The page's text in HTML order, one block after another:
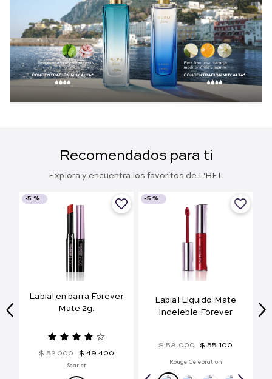
Recomendados para ti
Explora y encuentra los favoritos de L'BEL
-5 %
Labial en barra Forever
Mate 2g.
$ 52.000 $ 49.400
Scarlet
-5 %
Labial Líquido Mate
Indeleble Forever
$ 58.000 $ 55.100
Rouge Célébration